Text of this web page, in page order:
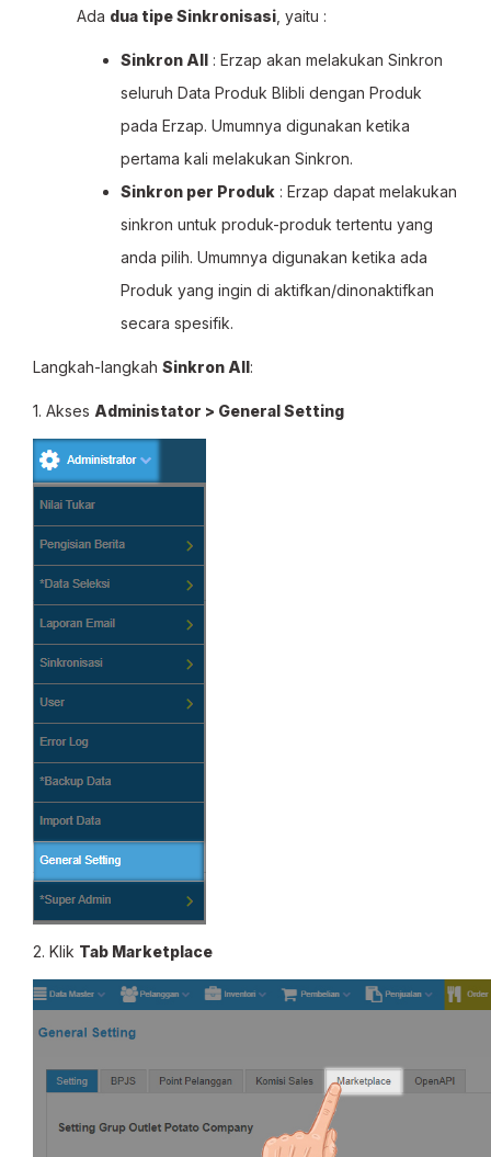
Ada dua tipe Sinkronisasi , yaitu :
Sinkron All : Erzap akan melakukan Sinkron
seluruh Data Produk Blibli dengan Produk
pada Erzap. Umumnya digunakan ketika
pertama kali melakukan Sinkron.
Sinkron per Produk : Erzap dapat melakukan
sinkron untuk produk-produk tertentu yang
anda pilih. Umumnya digunakan ketika ada
Produk yang ingin di aktifkan/dinonaktifkan
secara spesifik.
Langkah-langkah Sinkron All:
1. Akses Administator > General Setting
2. Klik Tab Marketplace